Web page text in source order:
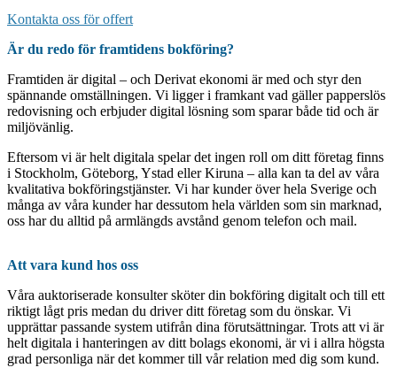
Kontakta oss för offert
Är du redo för framtidens bokföring?
Framtiden är digital – och Derivat ekonomi är med och styr den
spännande omställningen. Vi ligger i framkant vad gäller papperslös
redovisning och erbjuder digital lösning som sparar både tid och är
miljövänlig.
Eftersom vi är helt digitala spelar det ingen roll om ditt företag finns
i Stockholm, Göteborg, Ystad eller Kiruna – alla kan ta del av våra
kvalitativa bokföringstjänster. Vi har kunder över hela Sverige och
många av våra kunder har dessutom hela världen som sin marknad,
oss har du alltid på armlängds avstånd genom telefon och mail.
Att vara kund hos oss
Våra auktoriserade konsulter sköter din bokföring digitalt och till ett
riktigt lågt pris medan du driver ditt företag som du önskar. Vi
upprättar passande system utifrån dina förutsättningar. Trots att vi är
helt digitala i hanteringen av ditt bolags ekonomi, är vi i allra högsta
grad personliga när det kommer till vår relation med dig som kund.